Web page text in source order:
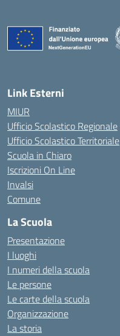
Link Esterni
MIUR
Ufficio Scolastico Regionale
Ufficio Scolastico Territoriale
Scuola in Chiaro
Iscrizioni On Line
Invalsi
Comune
La Scuola
Presentazione
I luoghi
I numeri della scuola
Le persone
Le carte della scuola
Organizzazione
La storia